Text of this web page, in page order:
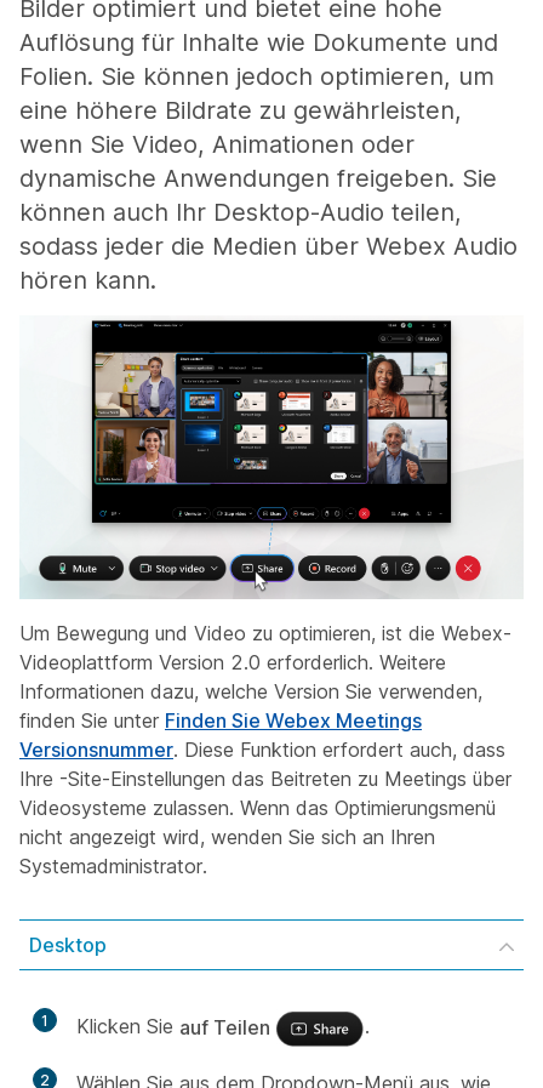
Bilder optimiert und bietet eine hohe
Auflösung für Inhalte wie Dokumente und
Folien. Sie können jedoch optimieren, um
eine höhere Bildrate zu gewährleisten,
wenn Sie Video, Animationen oder
dynamische Anwendungen freigeben. Sie
können auch Ihr Desktop-Audio teilen,
sodass jeder die Medien über Webex Audio
hören kann.
Um Bewegung und Video zu optimieren, ist die Webex-
Videoplattform Version 2.0 erforderlich. Weitere
Informationen dazu, welche Version Sie verwenden,
finden Sie unter Finden Sie Webex Meetings
Versionsnummer. Diese Funktion erfordert auch, dass
Ihre -Site-Einstellungen das Beitreten zu Meetings über
Videosysteme zulassen. Wenn das Optimierungsmenü
nicht angezeigt wird, wenden Sie sich an Ihren
Systemadministrator.
Desktop
1 Klicken Sie auf Teilen .
2